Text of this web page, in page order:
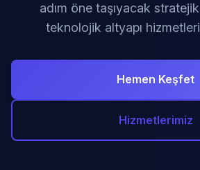
adım öne taşıyacak
teknolojik altyapı
Hemen Keşfet
Hizmetlerimiz